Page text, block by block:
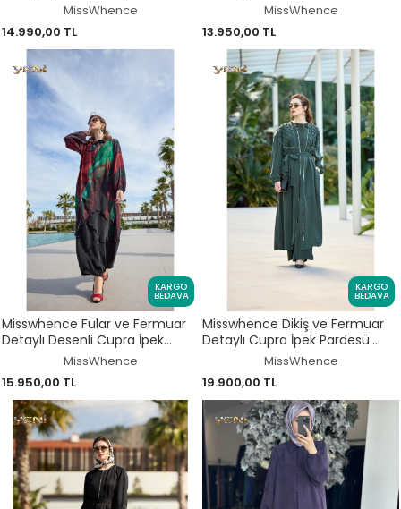
MissWhence
14.990,00 TL
MissWhence
13.950,00 TL
KARGO
BEDAVA
Misswhence Fular ve Fermuar
Detaylı Desenli Cupra İpek
Elbise 39802MissWhence
15.950,00 TL
KARGO
BEDAVA
Misswhence Dikiş ve Fermuar
Detaylı Cupra İpek Pardesü
MissWhence
19.900,00 TL